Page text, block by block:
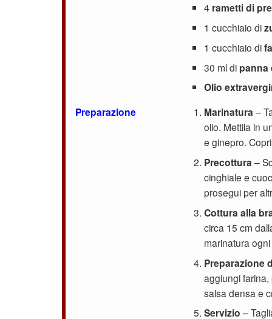
4 rametti di
1 cucchiaio di
1 cucchiaio di
30 ml di panna
Olio
Preparazione
Marinatura –
olio. Mettila in
e ginepro.
Precottura –
cinghiale e
prosegui per
Cottura alla
circa 15 cm
marinatura
Preparazione
aggiungi
salsa densa e
Servizio –